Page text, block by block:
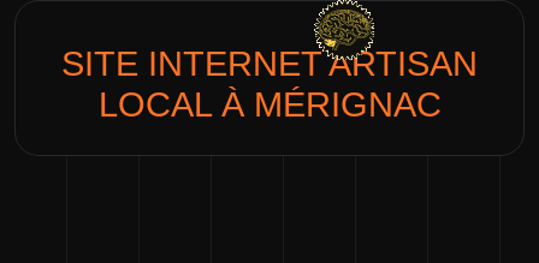
SITE INTERNETARTISAN
LOCALÀ MÉRIGNAC